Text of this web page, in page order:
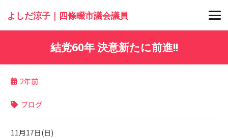
よしだ涼子｜四條畷市議会議員
結党60年 決意新たに前進!!
2年前
ブログ
11月17日(日)